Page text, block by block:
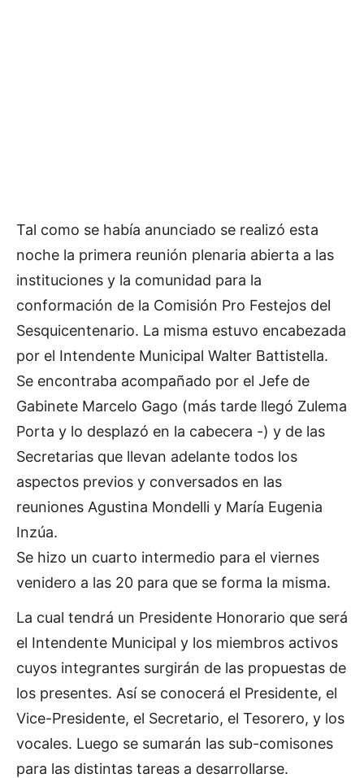
Tal como se había anunciado se realizó esta
noche la primera reunión plenaria abierta a las
instituciones y la comunidad para la
conformación de la Comisión Pro Festejos del
Sesquicentenario. La misma estuvo encabezada
por el Intendente Municipal Walter Battistella.
Se encontraba acompañado por el Jefe de
Gabinete Marcelo Gago (más tarde llegó Zulema
Porta y lo desplazó en la cabecera -) y de las
Secretarias que llevan adelante todos los
aspectos previos y conversados en las
reuniones Agustina Mondelli y María Eugenia
Inzúa.
Se hizo un cuarto intermedio para el viernes
venidero a las 20 para que se forma la misma.
La cual tendrá un Presidente Honorario que será
el Intendente Municipal y los miembros activos
cuyos integrantes surgirán de las propuestas de
los presentes. Así se conocerá el Presidente, el
Vice-Presidente, el Secretario, el Tesorero, y los
vocales. Luego se sumarán las sub-comisones
para las distintas tareas a desarrollarse.